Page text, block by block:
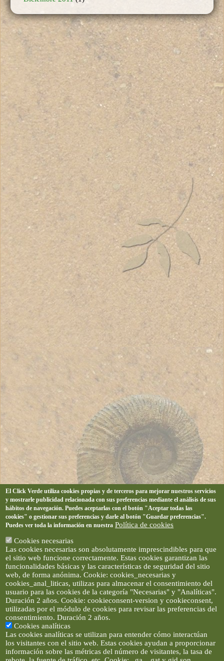
El Click Verde utiliza cookies propias y de terceros para mejorar nuestros servicios
y mostrarle publicidad relacionada con sus preferencias mediante el análisis de sus
hábitos de navegación. Puedes aceptarlas con el botón "Aceptar todas las
cookies" o gestionar sus preferencias y darle al botón "Guardar preferencias".
Puedes ver toda la información en nuestra Política de cookies
Cookies necesarias
Las cookies necesarias son absolutamente imprescindibles para que
el sitio web funcione correctamente. Estas cookies garantizan las
funcionalidades básicas y las características de seguridad del sitio
web, de forma anónima. Cookie: cookies_necesarias y
cookies_anal_liticas, utilizas para almacenar el consentimiento del
usuario para las cookies de la categoría "Necesarias" y "Analíticas".
Duración 2 años. Cookie: cookieconsent-version y cookieconsent,
utilizadas por el módulo de cookies para revisar las preferencias del
consentimiento. Duración 2 años.
Cookies analíticas
Las cookies analíticas se utilizan para entender cómo interactúan
los visitantes con el sitio web. Estas cookies ayudan a proporcionar
información sobre las métricas del número de visitantes, la tasa de